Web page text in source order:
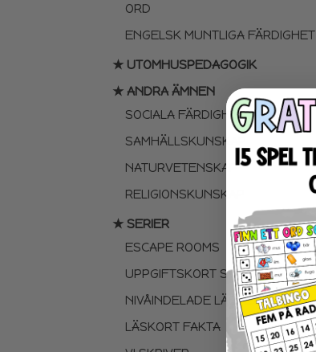
ORD
ENGELSK MUNTLIGA FÄRDIGHET
★ UTOMHUSPEDAGOGIK
★ ANDRA ÄMNEN
SOCIALA FÄRDIGHETER
SAMHÄLLSKUNSKAP
NATURVETENSKAP
RELIGIONSKUNSKAP
★ SERIER
ESCAPE ROOMS
UPPGIFTSKORT SVENSKA
NIVÅINDELADE LÄSTEXTER
LÄSKORT FAKTA